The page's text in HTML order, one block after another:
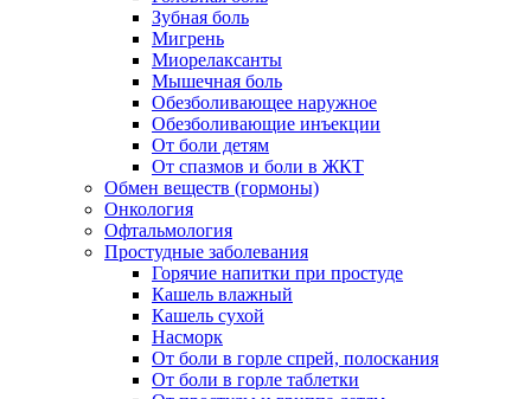
Зубная боль
Мигрень
Миорелаксанты
Мышечная боль
Обезболивающее наружное
Обезболивающие инъекции
От боли детям
От спазмов и боли в ЖКТ
Обмен веществ (гормоны)
Онкология
Офтальмология
Простудные заболевания
Горячие напитки при простуде
Кашель влажный
Кашель сухой
Насморк
От боли в горле спрей, полоскания
От боли в горле таблетки